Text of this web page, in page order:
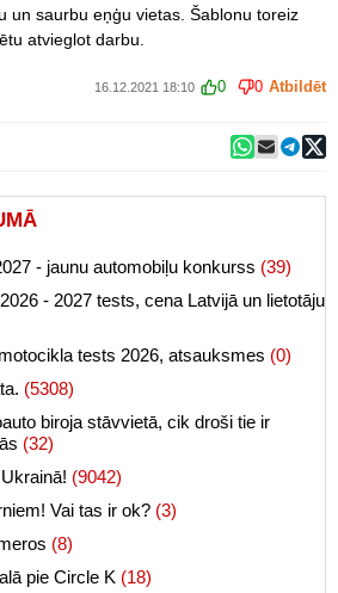
un saurbu eņģu vietas. Šablonu toreiz
atvieglot darbu.
16.12.2021 18:10 0 0 Atbildēt
- jaunu automobiļu konkurss (39)
- 2027 tests, cena Latvijā un lietotāju
tests 2026, atsauksmes (0)
(5308)
biroja stāvvietā, cik droši tie ir
(32)
(9042)
Vai tas ir ok? (3)
(8)
pie Circle K (18)